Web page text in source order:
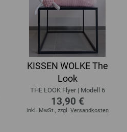
KISSEN WOLKE The
Look
THE LOOK Flyer | Modell 6
13,90 €
inkl. MwSt., zzgl. Versandkosten